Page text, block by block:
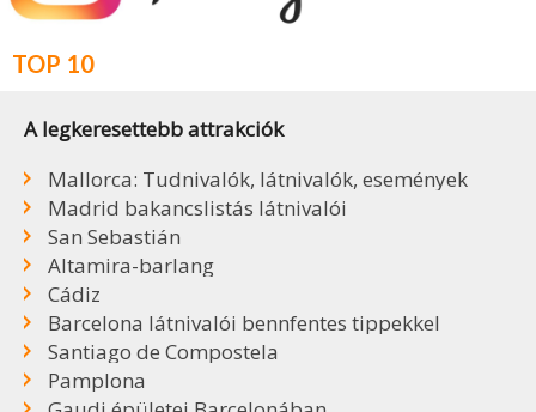
TOP 10
A legkeresettebb attrakciók
Mallorca: Tudnivalók, látnivalók, események
Madrid bakancslistás látnivalói
San Sebastián
Altamira-barlang
Cádiz
Barcelona látnivalói bennfentes tippekkel
Santiago de Compostela
Pamplona